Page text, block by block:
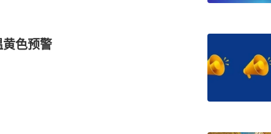
色预警